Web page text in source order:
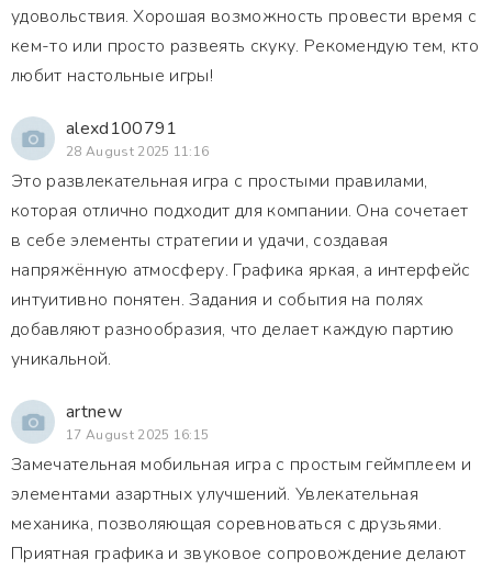
удовольствия. Хорошая возможность провести время с
кем-то или просто развеять скуку. Рекомендую тем, кто
любит настольные игры!
alexd100791
28 August 2025 11:16
Это развлекательная игра с простыми правилами,
которая отлично подходит для компании. Она сочетает
в себе элементы стратегии и удачи, создавая
напряжённую атмосферу. Графика яркая, а интерфейс
интуитивно понятен. Задания и события на полях
добавляют разнообразия, что делает каждую партию
уникальной.
artnew
17 August 2025 16:15
Замечательная мобильная игра с простым геймплеем и
элементами азартных улучшений. Увлекательная
механика, позволяющая соревноваться с друзьями.
Приятная графика и звуковое сопровождение делают